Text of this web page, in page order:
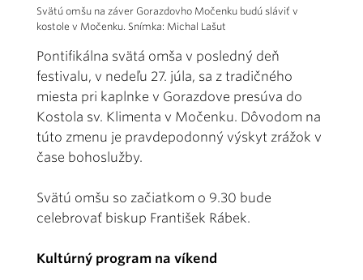
Svätú omšu na záver Gorazdovho Močenku budú sláviť v
kostole v Močenku. Snímka: Michal Lašut
Pontifikálna svätá omša v posledný deň
festivalu, v nedeľu 27. júla, sa z tradičného
miesta pri kaplnke v Gorazdove presúva do
Kostola sv. Klimenta v Močenku. Dôvodom na
túto zmenu je pravdepodonný výskyt zrážok v
čase bohoslužby.
Svätú omšu so začiatkom o 9.30 bude
celebrovať biskup František Rábek.
Kultúrný program na víkend